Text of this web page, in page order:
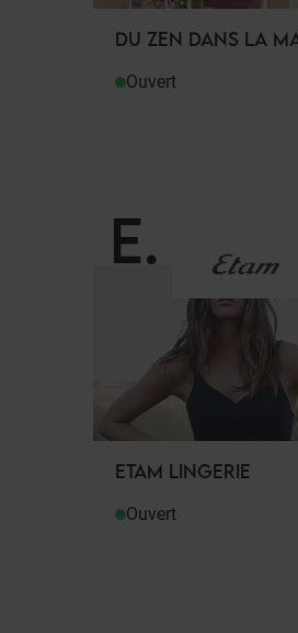
DU ZEN DANS LA
Ouvert
E.
ETAM LINGERIE
Ouvert